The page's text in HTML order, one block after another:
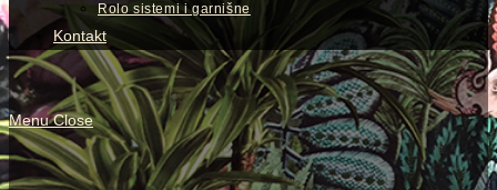
Rolo sistemi i garnišne
Kontakt
Menu Close